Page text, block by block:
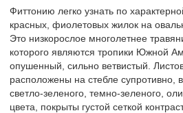
Фиттонию легко узнать по
красных, фиолетовых жилок на
Это низкорослое многолетнее
которого являются тропики Южной
опушенный, сильно ветвистый.
расположены на стебле супротивно,
светло-зеленого, темно-зеленого,
цвета, покрыты густой сеткой